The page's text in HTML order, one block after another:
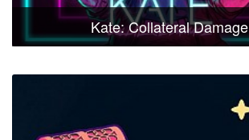
Kate: Collateral Damage